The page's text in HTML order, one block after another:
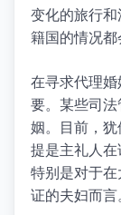
变化的旅行
籍国的情况都
在寻求代理
要。某些司
姻。目前，
提是主礼人在
特别是对于
证的夫妇而言。